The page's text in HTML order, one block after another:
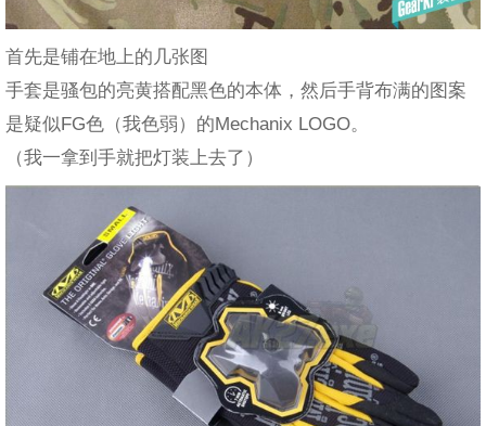
首先是铺在地上的几张图
手套是骚包的亮黄搭配黑色的本体，然后手背布满的图案
是疑似FG色（我色弱）的Mechanix LOGO。
（我一拿到手就把灯装上去了）